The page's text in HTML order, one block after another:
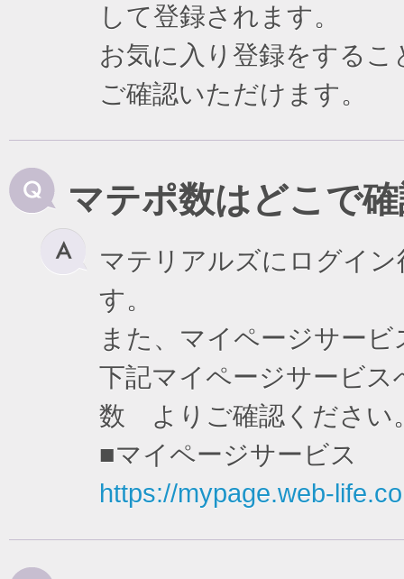
して登録されます。
お気に入り登録をする
ご確認いただけます。
マテポ数はどこで
マテリアルズにログイ
す。
また、マイページサー
下記マイページサービ
数 よりご確認ください
■マイページサービス
https://mypage.web-